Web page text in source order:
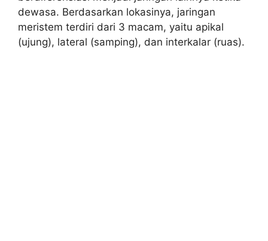
dewasa. Berdasarkan lokasinya, jaringan
meristem terdiri dari 3 macam, yaitu apikal
(ujung), lateral (samping), dan interkalar (ruas).